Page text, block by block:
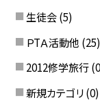
生徒会 (5)
ＰTＡ活動他 (25)
2012修学旅行
新規カテゴリ (0)